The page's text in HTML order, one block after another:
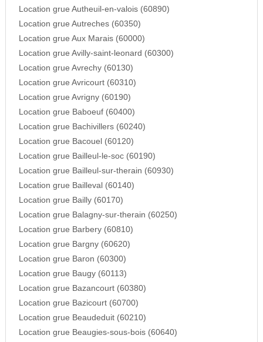
Location grue Autheuil-en-valois (60890)
Location grue Autreches (60350)
Location grue Aux Marais (60000)
Location grue Avilly-saint-leonard (60300)
Location grue Avrechy (60130)
Location grue Avricourt (60310)
Location grue Avrigny (60190)
Location grue Baboeuf (60400)
Location grue Bachivillers (60240)
Location grue Bacouel (60120)
Location grue Bailleul-le-soc (60190)
Location grue Bailleul-sur-therain (60930)
Location grue Bailleval (60140)
Location grue Bailly (60170)
Location grue Balagny-sur-therain (60250)
Location grue Barbery (60810)
Location grue Bargny (60620)
Location grue Baron (60300)
Location grue Baugy (60113)
Location grue Bazancourt (60380)
Location grue Bazicourt (60700)
Location grue Beaudeduit (60210)
Location grue Beaugies-sous-bois (60640)